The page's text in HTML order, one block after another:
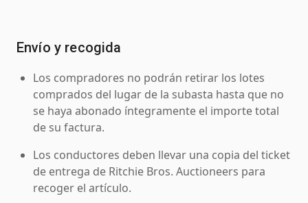
Envío y recogida
Los compradores no podrán retirar los lotes
comprados del lugar de la subasta hasta que no
se haya abonado íntegramente el importe total
de su factura.
Los conductores deben llevar una copia del ticket
de entrega de Ritchie Bros. Auctioneers para
recoger el artículo.